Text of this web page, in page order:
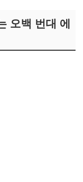
오백 번대 에